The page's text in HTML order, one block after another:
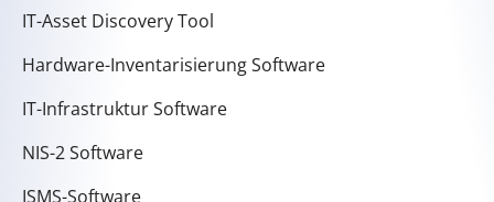
IT-Asset Discovery Tool
Hardware-Inventarisierung Software
IT-Infrastruktur Software
NIS-2 Software
ISMS-Software